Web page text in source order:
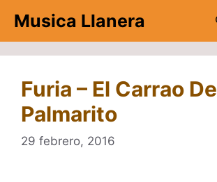
contenido
Musica Llanera
Furia – El Carrao De
Palmarito
29 febrero, 2016